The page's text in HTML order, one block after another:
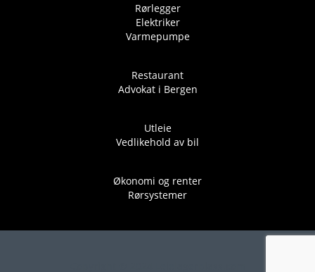
Rørlegger
Elektriker
Varmepumpe
Restaurant
Advokat i Bergen
Utleie
Vedlikehold av bil
Økonomi og renter
Rørsystemer